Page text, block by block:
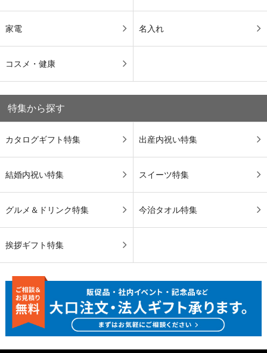
家電 名入れ
コスメ・健康
特集から探す
カタログギフト特集 出産内祝い特集
結婚内祝い特集 スイーツ特集
グルメ＆ドリンク特集 今治タオル特集
挨拶ギフト特集